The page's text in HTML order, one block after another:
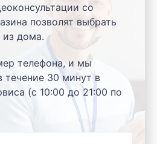
со
позволят выбрать
из дома.
телефона, и мы
30 минут в
(с 10:00 до 21:00 по